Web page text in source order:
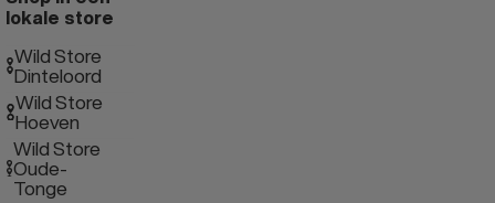
lokale store
Wild Store
Dinteloord
Wild Store
Hoeven
Wild Store
Oude-
Tonge